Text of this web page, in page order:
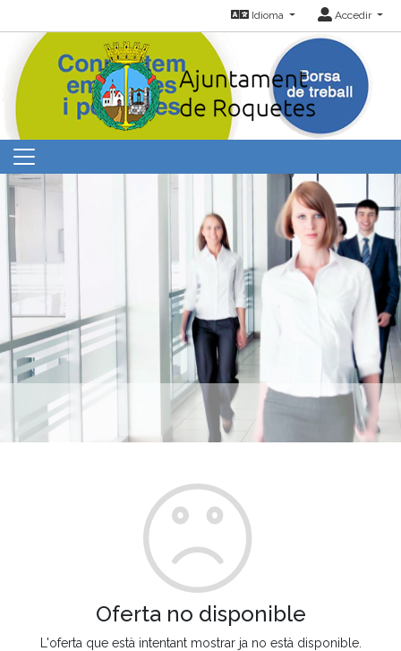
Idioma Accedir
Oferta no disponible
L'oferta que està intentant mostrar ja no està disponible.